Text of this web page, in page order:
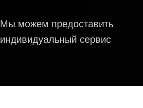
Мы можем предоставить
индивидуальный сервис